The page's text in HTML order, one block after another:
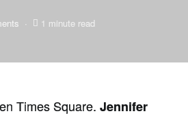
1 minute read
Times Square. Jennifer